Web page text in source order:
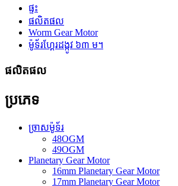
ផ្ទះ
ផលិតផល
Worm Gear Motor
ម៉ូទ័រហ្គែរដង្កូវ ៦៣ ម។
ផលិតផល
ប្រភេទ
ច្រាសម៉ូទ័រ
48OGM
49OGM
Planetary Gear Motor
16mm Planetary Gear Motor
17mm Planetary Gear Motor